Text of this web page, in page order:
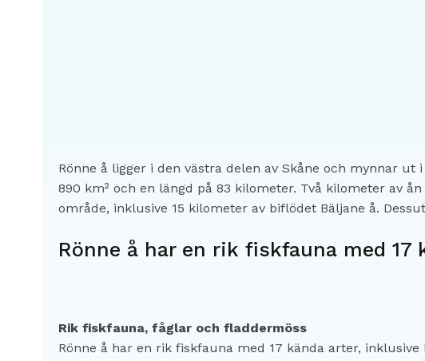
Rönne å ligger i den västra delen av Skåne och mynnar
890 km² och en längd på 83 kilometer. Två kilometer av
område, inklusive 15 kilometer av biflödet Bäljane å.
Rönne å har en rik fiskfauna med
Rik fiskfauna, fåglar och fladdermöss
Rönne å har en rik fiskfauna med 17 kända arter,